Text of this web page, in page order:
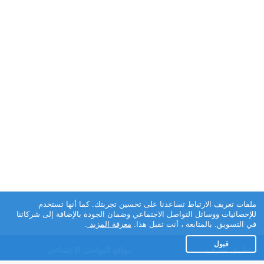
تطبيق تعارف
ملفات تعريف الارتباط تساعدنا على تحسين تجربتك. كما أنها تستخدم
للإحصائيات ووسائل التواصل الاجتماعي وضمان الجودة بالإضافة إلى شركائنا
في التسويق. بالمتابعة ، أنت تقبل هذا. معرفة المزيد .
قبول